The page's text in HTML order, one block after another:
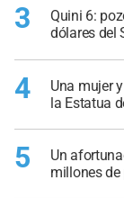
3
Quini 6:
dólares del
4
Una mujer
la Estatua
5
Un
millones de